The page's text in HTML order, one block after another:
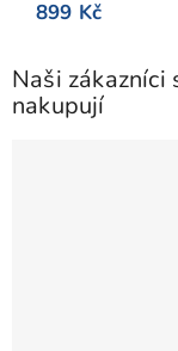
899 Kč
Naši
nakupují